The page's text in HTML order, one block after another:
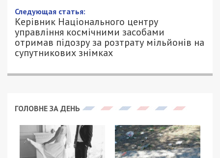
Следующая статья:
Керівник Національного центру
управління космічними засобами
отримав підозру за розтрату мільйонів на
супутникових знімках
ГОЛОВНЕ ЗА ДЕНЬ